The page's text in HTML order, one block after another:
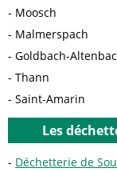
Moosch
Malmerspach
Goldbach-
Thann
Saint-Amarin
Les
Déchetterie de